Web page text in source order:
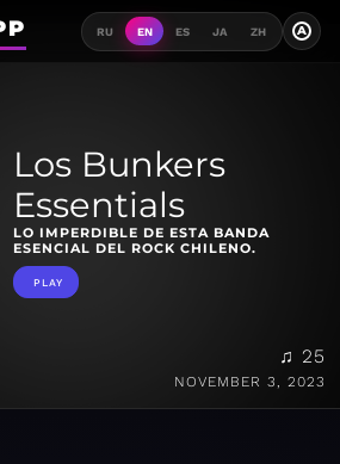
RU EN ES JA ZH A
Los Bunkers
Essentials
LO IMPERDIBLE DE ESTA BANDA
ESENCIAL DEL ROCK CHILENO.
PLAY
♫ 25
NOVEMBER 3, 2023